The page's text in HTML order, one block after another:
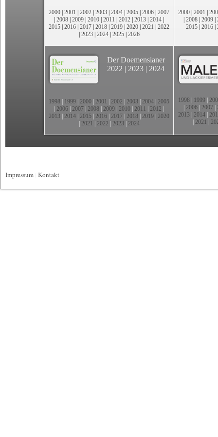
2000 | 2001 | 2002 | 2003 | 2004 | 2005 | 2006 | 2007
| 2008 | 2009 | 2010 | 2011 | 2012 | 2013 | 2014 |
2015 | 2016 | 2017 | 2018 | 2019 | 2020 | 2021 | 2022
| 2023| 2024| 2025| 2026
2000 | 2001 |
| 2008 | 2009 |
2015 | 2016 |
Der Doemensianer
2022 | 2023 | 2024
1998 1999 2000 2001 2002 2003 2004 2005
2006 2007 2008 2009 2010 2011 2012
2013 2014 2015 2016 2017 2018 2019 2020
2021 2022 2023| 2024
1998 1999
2006 2007
2013 2014
2021
Impressum Kontakt